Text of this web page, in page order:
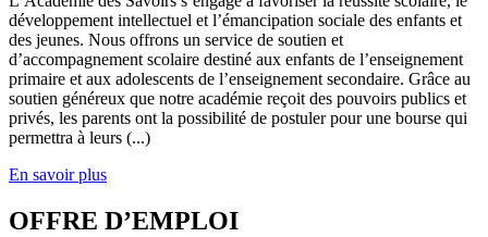
développement intellectuel et l’émancipation sociale des enfants et
des jeunes. Nous offrons un service de soutien et
d’accompagnement scolaire destiné aux enfants de l’enseignement
primaire et aux adolescents de l’enseignement secondaire. Grâce au
soutien généreux que notre académie reçoit des pouvoirs publics et
privés, les parents ont la possibilité de postuler pour une bourse qui
permettra à leurs (...)
En savoir plus
OFFRE D’EMPLOI